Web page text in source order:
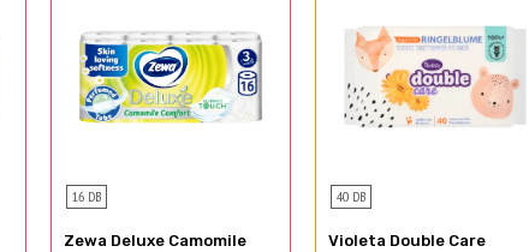
16 DB
Zewa Deluxe Camomile
40 DB
Violeta Double Care